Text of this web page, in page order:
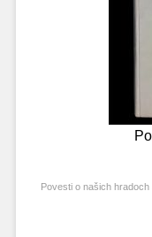
Povesti o našich